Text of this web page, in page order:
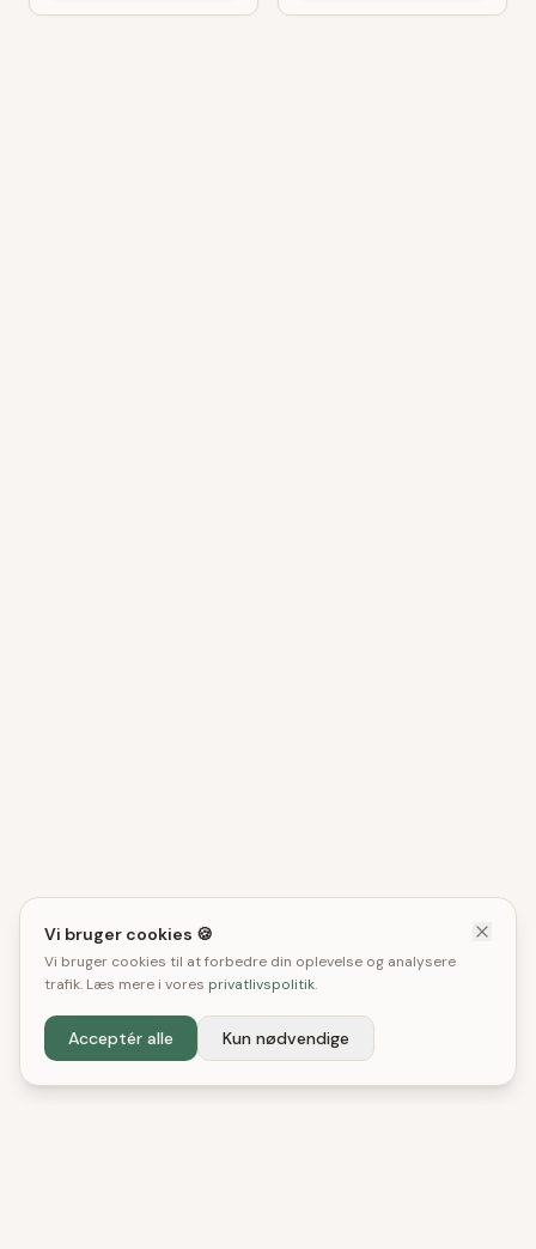
Vi bruger cookies 🍪
Vi bruger cookies til at forbedre din oplevelse og analysere
trafik. Læs mere i vores privatlivspolitik.
Acceptér alle Kun nødvendige